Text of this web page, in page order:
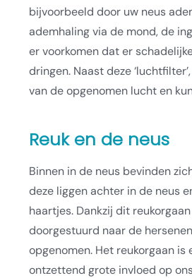
bijvoorbeeld door uw neus
ademhaling via de mond, de
er voorkomen dat er
dringen. Naast deze
van de opgenomen lucht en
Reuk en de neus
Binnen in de neus bevinden
deze liggen achter in de neus
haartjes. Dankzij dit
doorgestuurd naar de
opgenomen. Het reukorgaan is
ontzettend grote invloed op